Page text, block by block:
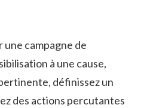
une campagne de
à une⁢ cause,
définissez un
des actions percutantes